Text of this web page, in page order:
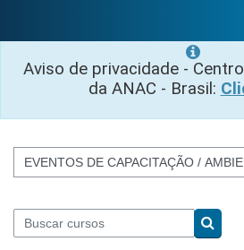
Aviso de privacidade -
da ANAC - Brasil:
Categorias de Cursos
Buscar cursos